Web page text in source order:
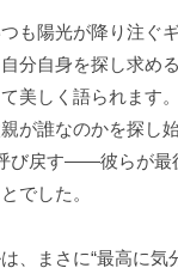
も陽光が降り注ぐ
分自身を探し求め
美しく語られます
が誰なのかを探し
び戻す――彼らが最
でした。
、まさに“最高に気